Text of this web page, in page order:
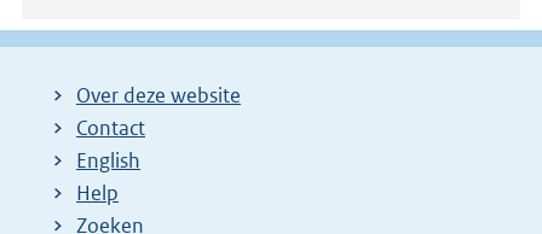
Over deze website
Contact
English
Help
Zoeken